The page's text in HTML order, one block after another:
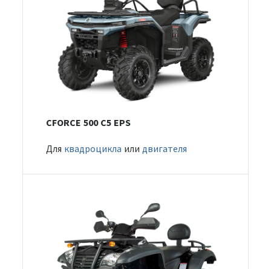
CFORCE 500 С5 EPS
Для квадроцикла или двигателя